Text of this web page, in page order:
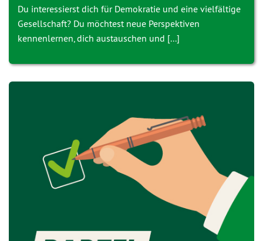
Du interessierst dich für Demokratie und eine vielfältige
Gesellschaft? Du möchtest neue Perspektiven
kennenlernen, dich austauschen und [...]